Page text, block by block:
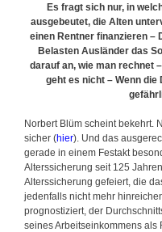
Es fragt sich nur, in
ausgebeutet, die Alten
einen Rentner finanzieren –
Belasten Ausländer das
darauf an, wie man rechnet
geht es nicht – Wenn
Norbert Blüm scheint bekehrt.
sicher (hier). Und das
gerade in einem Festakt
Alterssicherung seit 125
Alterssicherung gefeiert, die
jedenfalls nicht mehr
prognostiziert, der
seines Arbeitseinkommens als